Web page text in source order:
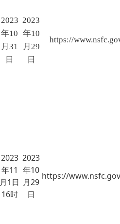
2023
年10
月31
日
2023
年10
月29
日
https://
2023
年11
月1日
16时
2023
年10
月29
日
https://